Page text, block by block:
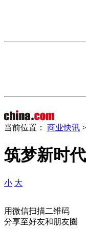
当前位置： 商业快讯
筑梦新时
小 大
用微信扫描二维码
分享至好友和朋友圈